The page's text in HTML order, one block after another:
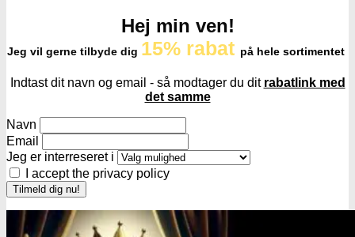
Hej min ven!
Jeg vil gerne tilbyde dig 15% rabat på hele sortimentet
Indtast dit navn og email - så modtager du dit rabatlink med
det samme
Navn
Email
Jeg er interreseret i
I accept the privacy policy